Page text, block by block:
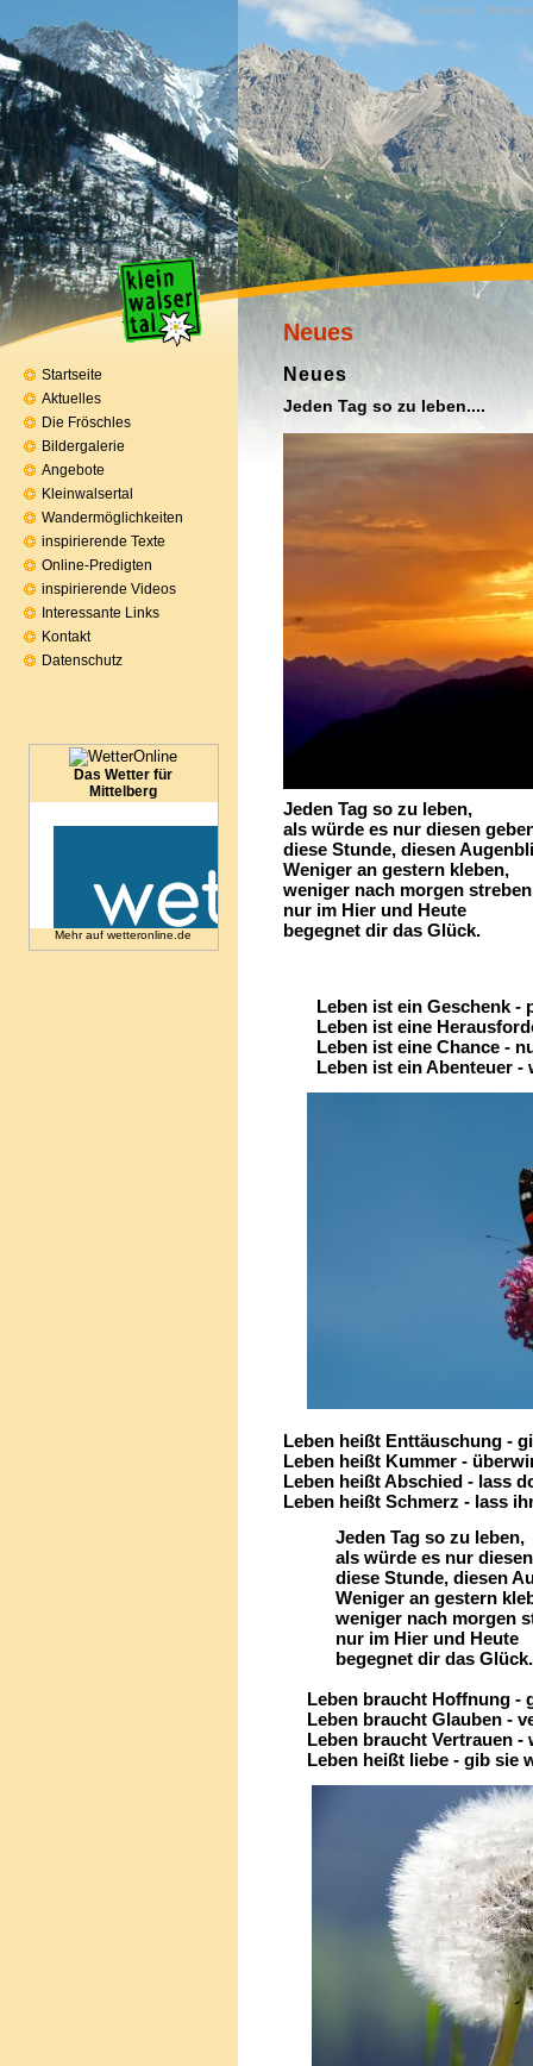
Stichworte ·
Neues
Neues
Jeden Tag so zu leben....
Jeden Tag so zu leben,
als würde es nur
diese Stunde, diesen
Weniger an gestern kleben,
weniger nach morgen
nur im Hier und Heute
begegnet dir das Glück.
Leben ist ein Geschenk -
Leben ist eine
Leben ist eine Chance -
Leben ist ein Abenteuer -
Leben heißt Enttäuschung -
Leben heißt Kummer -
Leben heißt Abschied - lass
Leben heißt Schmerz - lass
Jeden Tag so zu leben,
als würde es nur diesen
diese Stunde, diesen
Weniger an gestern
weniger nach morgen
nur im Hier und Heute
begegnet dir das Glück.
Leben braucht Hoffnung -
Leben braucht Glauben -
Leben braucht Vertrauen -
Leben heißt liebe - gib sie
Startseite
Aktuelles
Die Fröschles
Bildergalerie
Angebote
Kleinwalsertal
Wandermöglichkeiten
inspirierende Texte
Online-Predigten
inspirierende Videos
Interessante Links
Kontakt
Datenschutz
Das Wetter für
Mittelberg
Mehr auf wetteronline.de